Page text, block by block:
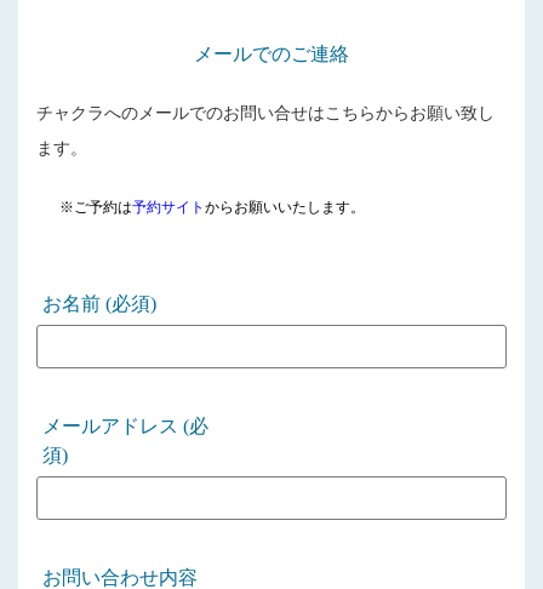
メールでのご連絡
チャクラへのメールでのお問い合せはこちらからお願い致し
ます。
※ご予約は予約サイトからお願いいたします。
お名前 (必須)
メールアドレス (必
須)
お問い合わせ内容